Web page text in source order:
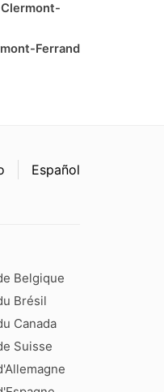
Ferrand
Español
Belgique
Brésil
Canada
Suisse